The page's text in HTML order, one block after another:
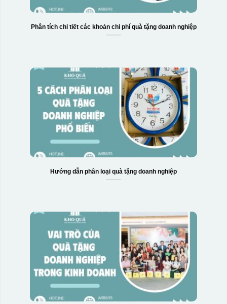
Phân tích chi tiết các khoản chi phí quà tặng doanh nghiệp
Hướng dẫn phân loại quà tặng doanh nghiệp